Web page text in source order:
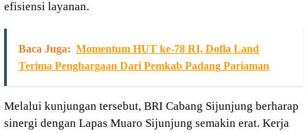
efisiensi layanan.
Baca Juga: Momentum HUT ke-78 RI, Dofla Land
Terima Penghargaan Dari Pemkab Padang Pariaman
Melalui kunjungan tersebut, BRI Cabang Sijunjung berharap
sinergi dengan Lapas Muaro Sijunjung semakin erat. Kerja